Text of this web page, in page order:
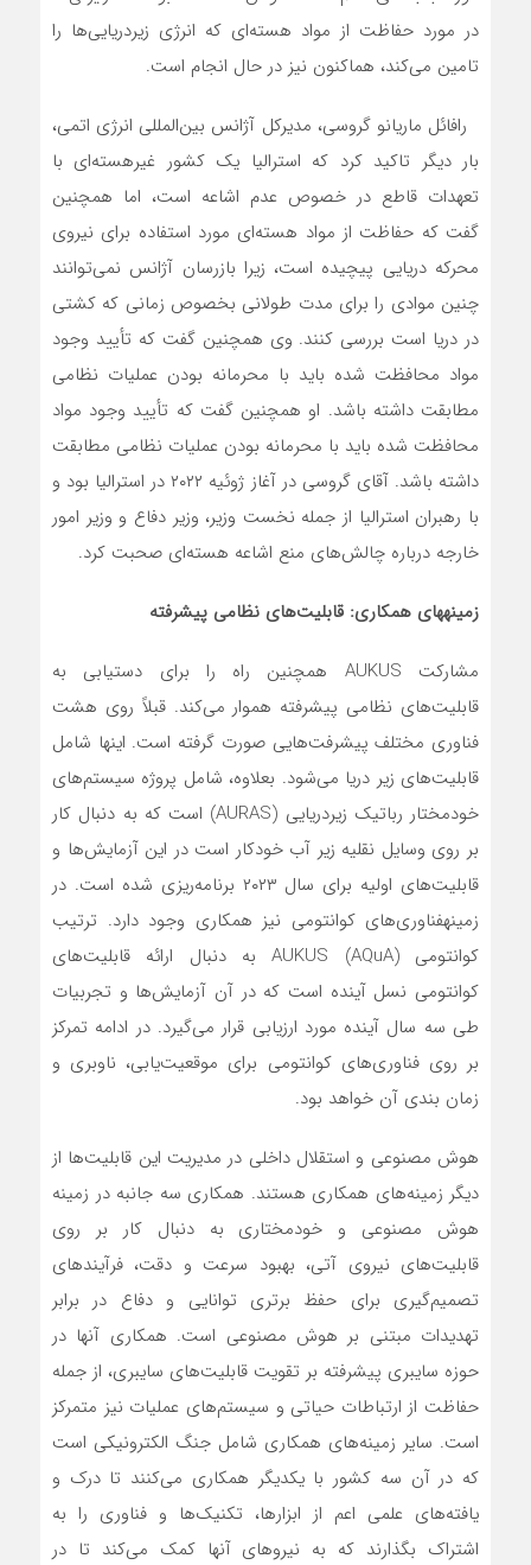
در مورد حفاظت از مواد هسته‌ای که انرژی زیردریایی‌ها را
تامین می‌کند، هم­اکنون نیز در حال انجام است.
رافائل ماریانو گروسی، مدیرکل آژانس بین‌المللی انرژی اتمی،
بار دیگر تاکید کرد که استرالیا یک کشور غیرهسته‌ای با
تعهدات قاطع در خصوص عدم اشاعه است، اما همچنین
گفت که حفاظت از مواد هسته‌ای مورد استفاده برای نیروی
محرکه دریایی پیچیده است، زیرا بازرسان آژانس نمی‌توانند
چنین موادی را برای مدت طولانی بخصوص زمانی که کشتی
در دریا است بررسی کنند. وی همچنین گفت که تأیید وجود
مواد محافظت شده باید با محرمانه بودن عملیات نظامی
مطابقت داشته باشد. او همچنین گفت که تأیید وجود مواد
محافظت شده باید با محرمانه بودن عملیات نظامی مطابقت
داشته باشد. آقای گروسی در آغاز ژوئیه ۲۰۲۲ در استرالیا بود و
با رهبران استرالیا از جمله نخست وزیر، وزیر دفاع و وزیر امور
خارجه درباره چالش‌های منع اشاعه ‌هسته‌ای صحبت کرد.
زمینه­های همکاری: قابلیت‌های نظامی پیشرفته
مشارکت AUKUS همچنین راه را برای دستیابی به
قابلیت‌های نظامی پیشرفته هموار‌ می‌کند. قبلاً روی هشت
فناوری مختلف پیشرفت‌هایی صورت گرفته است. اینها شامل
قابلیت‌های زیر دریا‌ می‌شود. بعلاوه، شامل پروژه سیستم‌های
خودمختار رباتیک زیردریایی (AURAS) است که به دنبال کار
بر روی وسایل نقلیه زیر آب خودکار است در این آزمایش‌ها و
قابلیت‌های اولیه برای سال ۲۰۲۳ برنامه‌ریزی شده است. در
زمینه­فناوری‌های کوانتومی نیز همکاری وجود دارد. ترتیب
کوانتومی AUKUS (AQuA) به دنبال ارائه قابلیت‌های
کوانتومی نسل آینده است که در آن آزمایش‌ها و تجربیات
طی سه سال آینده مورد ارزیابی قرار می‌گیرد. در ادامه تمرکز
بر روی فناوری‌های کوانتومی برای موقعیت‌یابی، ناوبری و
زمان بندی آن خواهد بود.
هوش مصنوعی و استقلال داخلی در مدیریت این قابلیت‌ها از
دیگر زمینه‌های همکاری هستند. همکاری سه جانبه در زمینه
هوش مصنوعی و خودمختاری به دنبال کار بر روی
قابلیت‌های نیروی آتی، بهبود سرعت و دقت، فرآیندهای
تصمیم‌گیری برای حفظ برتری توانایی و دفاع در برابر
تهدیدات مبتنی بر هوش مصنوعی است. همکاری آنها در
حوزه سایبری پیشرفته بر تقویت قابلیت‌های سایبری، از جمله
حفاظت از ارتباطات حیاتی و سیستم‌های عملیات نیز متمرکز
است. سایر زمینه‌های همکاری شامل جنگ الکترونیکی است
که در آن سه کشور با یکدیگر همکاری‌ می‌کنند تا درک و
یافته‌های علمی اعم از ابزارها، تکنیک‌ها و فناوری را به
اشتراک بگذارند که به نیروهای آنها کمک‌ می‌کند تا در